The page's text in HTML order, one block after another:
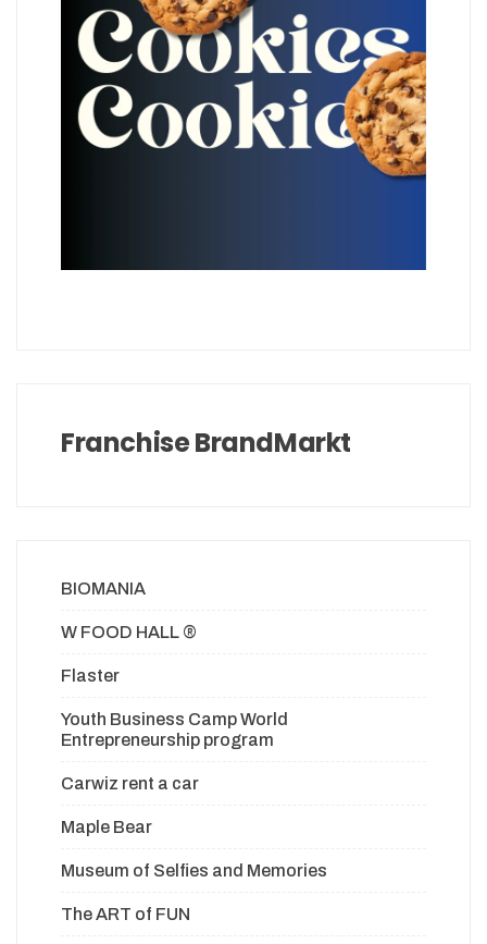
Franchise BrandMarkt
BIOMANIA
W FOOD HALL ®
Flaster
Youth Business Camp World
Entrepreneurship program
Carwiz rent a car
Maple Bear
Museum of Selfies and Memories
The ART of FUN